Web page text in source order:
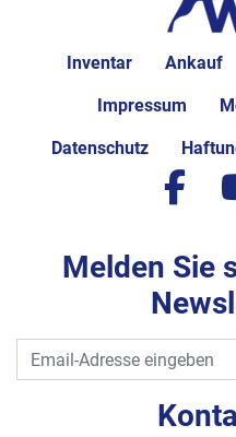
Inventar Ankauf
Impressum
Datenschutz
Melden Sie